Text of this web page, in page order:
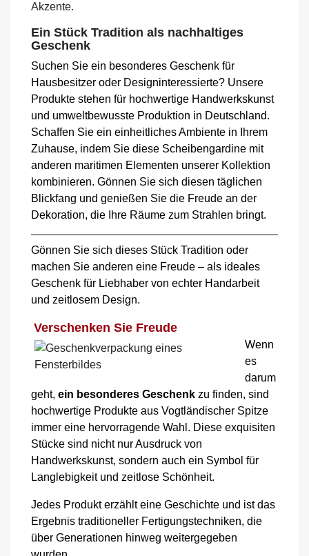
Akzente.
Ein Stück Tradition als nachhaltiges
Geschenk
Suchen Sie ein besonderes Geschenk für
Hausbesitzer oder Designinteressierte? Unsere
Produkte stehen für hochwertige Handwerkskunst
und umweltbewusste Produktion in Deutschland.
Schaffen Sie ein einheitliches Ambiente in Ihrem
Zuhause, indem Sie diese Scheibengardine mit
anderen maritimen Elementen unserer Kollektion
kombinieren. Gönnen Sie sich diesen täglichen
Blickfang und genießen Sie die Freude an der
Dekoration, die Ihre Räume zum Strahlen bringt.
Gönnen Sie sich dieses Stück Tradition oder
machen Sie anderen eine Freude – als ideales
Geschenk für Liebhaber von echter Handarbeit
und zeitlosem Design.
Verschenken Sie Freude
Wenn
es
darum
geht, ein besonderes Geschenk zu finden, sind
hochwertige Produkte aus Vogtländischer Spitze
immer eine hervorragende Wahl. Diese exquisiten
Stücke sind nicht nur Ausdruck von
Handwerkskunst, sondern auch ein Symbol für
Langlebigkeit und zeitlose Schönheit.
Jedes Produkt erzählt eine Geschichte und ist das
Ergebnis traditioneller Fertigungstechniken, die
über Generationen hinweg weitergegeben